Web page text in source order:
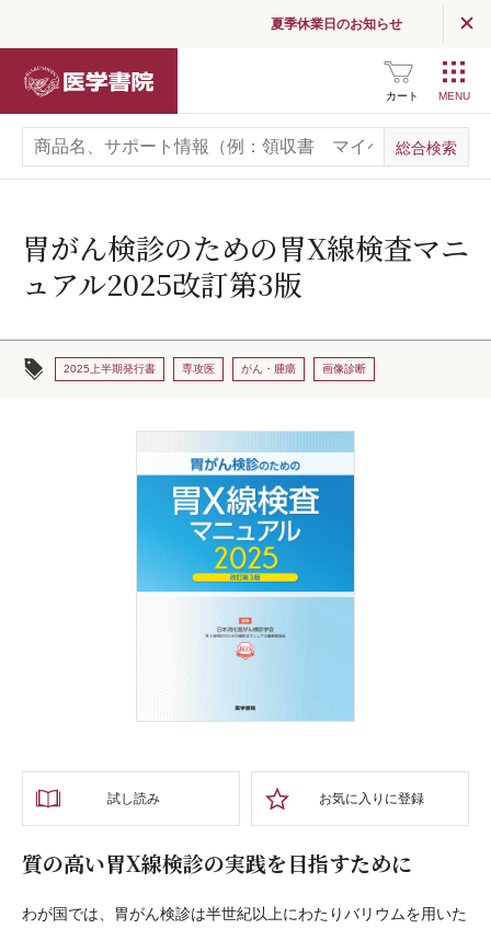
夏季休業日のお知らせ
カート
胃がん検診のための胃X線検査マニ
ュアル2025改訂第3版
2025上半期発行書 専攻医 がん・腫瘍 画像診断
試し読み お気に入りに登録
質の高い胃X線検診の実践を目指すために
わが国では、胃がん検診は半世紀以上にわたりバリウムを用いた